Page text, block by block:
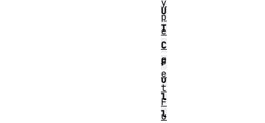
U
T
C
F
u
l
l
p
e
.
g
e
t
F
u